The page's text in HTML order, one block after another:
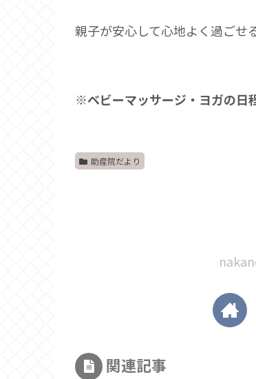
親子が安心して心地よく過ごせ
※ベビーマッサージ・ヨガの日
助産院だより
関連記事